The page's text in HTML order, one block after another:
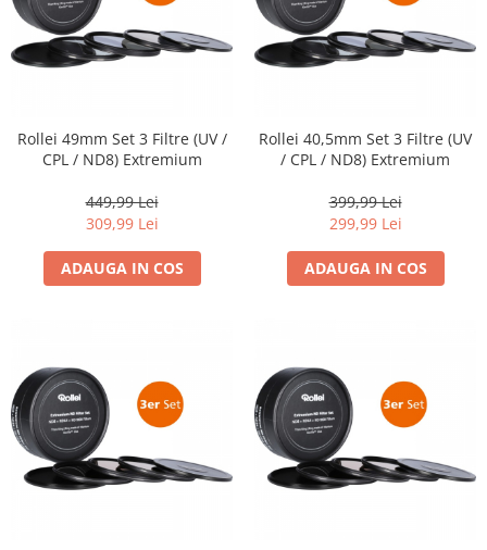
Rollei 49mm Set 3 Filtre (UV /
CPL / ND8) Extremium
449,99 Lei
309,99 Lei
ADAUGA IN COS
Rollei 40,5mm Set 3 Filtre (UV
/ CPL / ND8) Extremium
399,99 Lei
299,99 Lei
ADAUGA IN COS